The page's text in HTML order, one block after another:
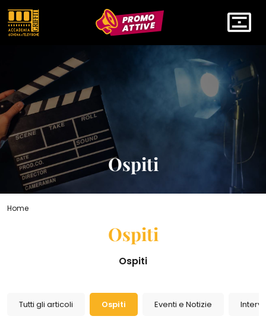
PROMO
ATTIVE
Ospiti
Home
Ospiti
Ospiti
Tutti gli articoli Eventi e Notizie
Ospiti